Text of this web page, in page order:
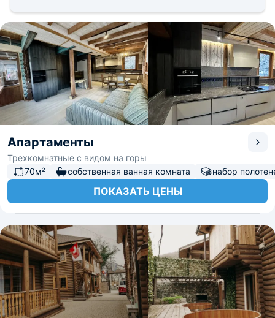
выбранной еды из любых заведений.
До горнолыжного подъемника курорта Газпром можно
дойти примерно за 10 минут. Можно вызвать трансфер.
Апартаменты
Трехкомнатные с видом на горы
70м²
собственная ванная комната набор
ПОКАЗАТЬ ЦЕНЫ